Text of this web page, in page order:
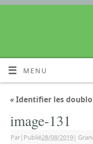
MENU
«Identifier les
image-131
Par| Publié28/08/2019|